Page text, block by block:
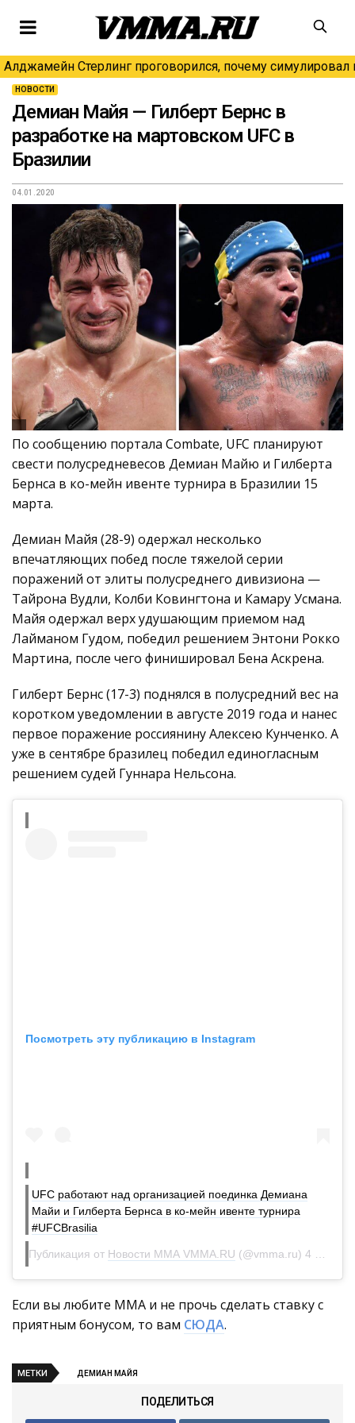
Алджамейн Стерлинг проговорился, почему симулировал
НОВОСТИ
Демиан Майя — Гилберт Бернс в
разработке на мартовском UFC в
Бразилии
04.01.2020
По сообщению портала Combate, UFC планируют
свести полусредневесов Демиан Майю и Гилберта
Бернса в ко-мейн ивенте турнира в Бразилии 15
марта.
Демиан Майя (28-9) одержал несколько
впечатляющих побед после тяжелой серии
поражений от элиты полусреднего дивизиона —
Тайрона Вудли, Колби Ковингтона и Камару Усмана.
Майя одержал верх удушающим приемом над
Лайманом Гудом, победил решением Энтони Рокко
Мартина, после чего финишировал Бена Аскрена.
Гилберт Бернс (17-3) поднялся в полусредний вес на
коротком уведомлении в августе 2019 года и нанес
первое поражение россиянину Алексею Кунченко. А
уже в сентябре бразилец победил единогласным
решением судей Гуннара Нельсона.
Посмотреть эту публикацию в Instagram
UFC работают над организацией поединка Демиана
Майи и Гилберта Бернса в ко-мейн ивенте турнира
#UFCBrasilia
Публикация от Новости ММА VMMA.RU (@vmma.ru) 4 Янв 2020 в 6:14 PST
Если вы любите ММА и не прочь сделать ставку с
приятным бонусом, то вам СЮДА.
МЕТКИ ДЕМИАН МАЙЯ
ПОДЕЛИТЬСЯ